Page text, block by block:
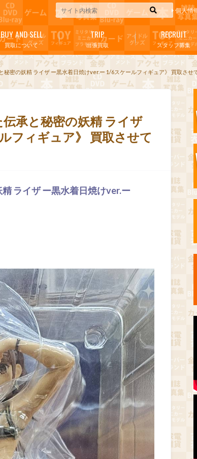
個人情
買取について
BUY AND SELL
出張買取
TRIP
スタッフ募集
RECRUIT
秘密の妖精 ライザ ー黒水着日焼けver.ー 1/6スケールフィギュア》 買取させ
承と秘密の妖精 ライザ
フィギュア》 買取させて
ライザ ー黒水着日焼けver.ー